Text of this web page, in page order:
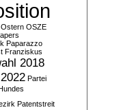
Ostern OSZE
Paparazzo
Franziskus
2018
Partei
Patentstreit